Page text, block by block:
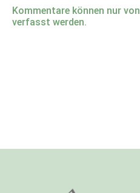
Kommentare können nur
verfasst werden.